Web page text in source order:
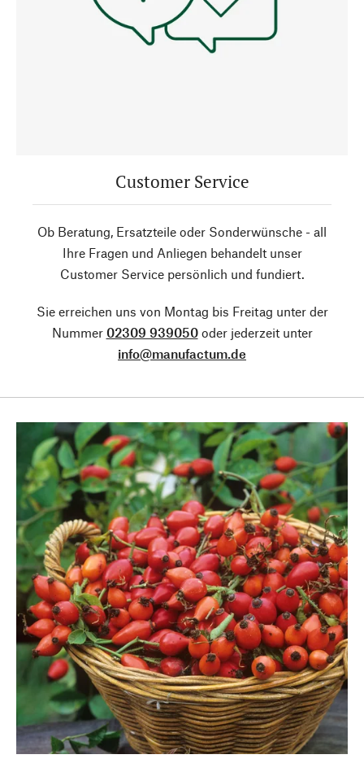
Customer Service
Ob Beratung, Ersatzteile oder Sonderwünsche - all
Ihre Fragen und Anliegen behandelt unser
Customer Service persönlich und fundiert.
Sie erreichen uns von Montag bis Freitag unter der
Nummer 02309 939050oder jederzeit unter
info@manufactum.de